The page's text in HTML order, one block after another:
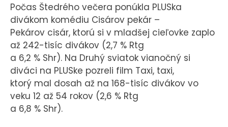
Počas Štedrého večera ponúkla PLUSka
divákom komédiu Cisárov pekár –
Pekárov cisár, ktorú si v mladšej cieľovke zaplo
až 242-tisíc divákov (2,7 % Rtg
a 6,2 % Shr). Na Druhý sviatok vianočný si
diváci na PLUSke pozreli film Taxi, taxi,
ktorý mal dosah až na 168-tisíc divákov vo
veku 12 až 54 rokov (2,6 % Rtg
a 6,8 % Shr).